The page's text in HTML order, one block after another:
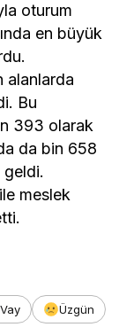
oturum
en büyük
alanlarda
Bu
393 olarak
da bin 658
meslek
Vay
Üzgün